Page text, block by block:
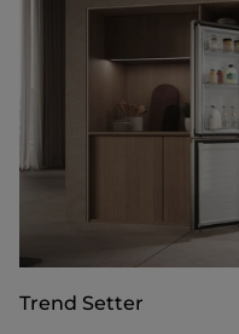
Trend Setter